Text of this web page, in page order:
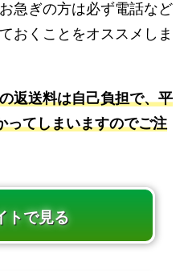
急ぎの方は必ず電話など
おくことをオススメしま
返送料は自己負担で、平
ってしまいますのでご注
トで見る